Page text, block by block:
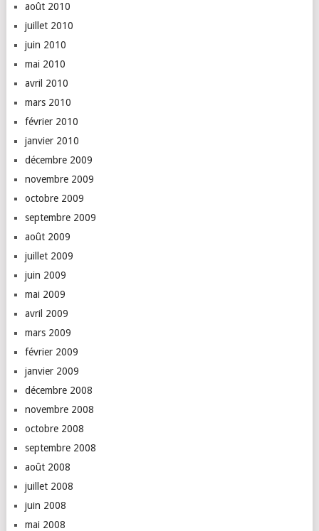
août 2010
juillet 2010
juin 2010
mai 2010
avril 2010
mars 2010
février 2010
janvier 2010
décembre 2009
novembre 2009
octobre 2009
septembre 2009
août 2009
juillet 2009
juin 2009
mai 2009
avril 2009
mars 2009
février 2009
janvier 2009
décembre 2008
novembre 2008
octobre 2008
septembre 2008
août 2008
juillet 2008
juin 2008
mai 2008